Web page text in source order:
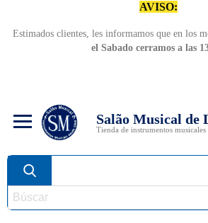
AVISO:
Estimados clientes, les informamos que en los
el Sabado cerramos a las
Salão Musical de
Tienda de instrumentos musicales